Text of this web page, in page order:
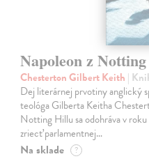
Napoleon z
Chesterton Gilbert Keith |
Dej literárnej prvotiny anglický
teológa Gilberta Keitha
Notting Hillu sa odohráva v
zriecť parlamentnej…
Na sklade ?